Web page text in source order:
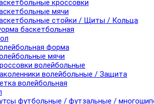
кроссовки
мячи
стойки / Щиты / Кольца
баскетбольная
форма
мячи
волейбольные
волейбольные / Защита
волейбольная
футбольные / футзальные /